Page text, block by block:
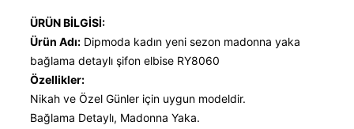
ÜRÜN BİLGİSİ:
Ürün Adı: Dipmoda kadın yeni sezon madonna yaka
bağlama detaylı şifon elbise RY8060
Özellikler:
Nikah ve Özel Günler için uygun modeldir.
Bağlama Detaylı, Madonna Yaka.